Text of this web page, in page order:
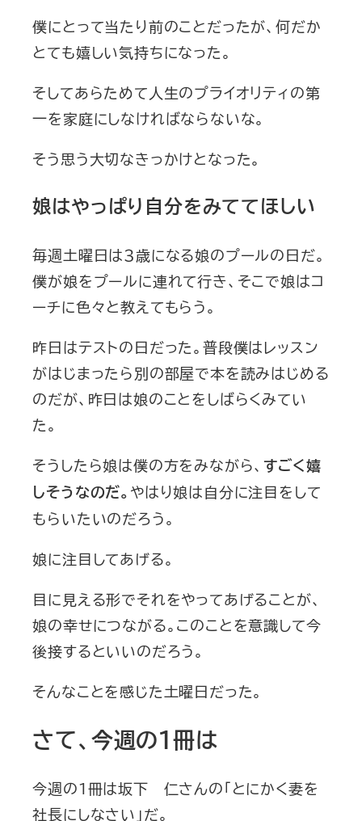
僕にとって当たり前のことだったが、何だか
とても嬉しい気持ちになった。
そしてあらためて人生のプライオリティの第
一を家庭にしなければならないな。
そう思う大切なきっかけとなった。
娘はやっぱり自分をみててほしい
毎週土曜日は３歳になる娘のプールの日だ。
僕が娘をプールに連れて行き、そこで娘はコ
ーチに色々と教えてもらう。
昨日はテストの日だった。普段僕はレッスン
がはじまったら別の部屋で本を読みはじめる
のだが、昨日は娘のことをしばらくみてい
た。
そうしたら娘は僕の方をみながら、 すごく嬉
しそうなのだ。やはり娘は自分に注目をして
もらいたいのだろう。
娘に注目してあげる。
目に見える形でそれをやってあげることが、
娘の幸せにつながる。このことを意識して今
後接するといいのだろう。
そんなことを感じた土曜日だった。
さて、今週の１冊は
今週の１冊は坂下 仁さんの「とにかく妻を
社長にしなさい」だ。